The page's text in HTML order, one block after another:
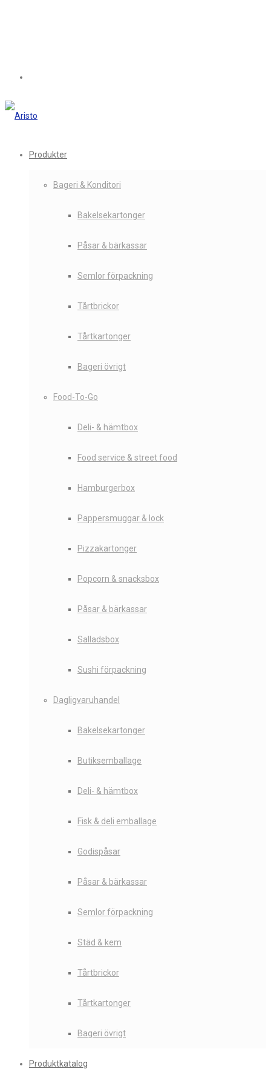
Produkter
Bageri & Konditori
Bakelsekartonger
Påsar & bärkassar
Semlor förpackning
Tårtbrickor
Tårtkartonger
Bageri övrigt
Food-To-Go
Deli- & hämtbox
Food service & street food
Hamburgerbox
Pappersmuggar & lock
Pizzakartonger
Popcorn & snacksbox
Påsar & bärkassar
Salladsbox
Sushi förpackning
Dagligvaruhandel
Bakelsekartonger
Butiksemballage
Deli- & hämtbox
Fisk & deli emballage
Godispåsar
Påsar & bärkassar
Semlor förpackning
Städ & kem
Tårtbrickor
Tårtkartonger
Bageri övrigt
Produktkatalog